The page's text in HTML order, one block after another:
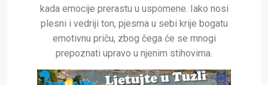
kada emocije prerastu u uspomene. Iako nosi
plesni i vedriji ton, pjesma u sebi krije bogatu
emotivnu priču, zbog čega će se mnogi
prepoznati upravo u njenim stihovima.